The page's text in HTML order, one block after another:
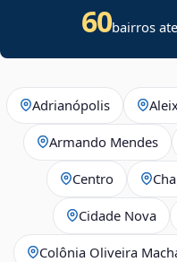
60bairros
Adrianópolis
Armando Mendes
Centro
Cidade Nova
Colônia Oliveira